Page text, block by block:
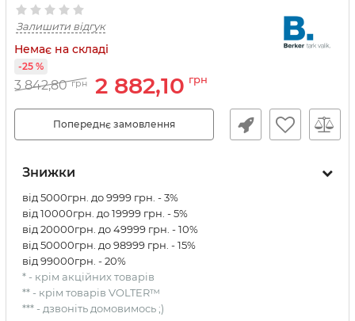
Залишити відгук
Немає на складі
3 842,80 грн 2 882,10 грн
-25 %
Попереднє замовлення
Знижки
від 5000грн. до 9999 грн. - 3%
від 10000грн. до 19999 грн. - 5%
від 20000грн. до 49999 грн. - 10%
від 50000грн. до 98999 грн. - 15%
від 99000грн. - 20%
* - крім акційних товарів
** - крім товарів VOLTER™
*** - дзвоніть домовимось ;)